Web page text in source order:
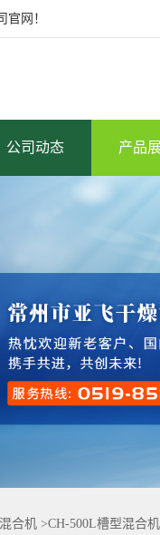
网！
公司动态 产品
混合机 >CH-500L槽型混合